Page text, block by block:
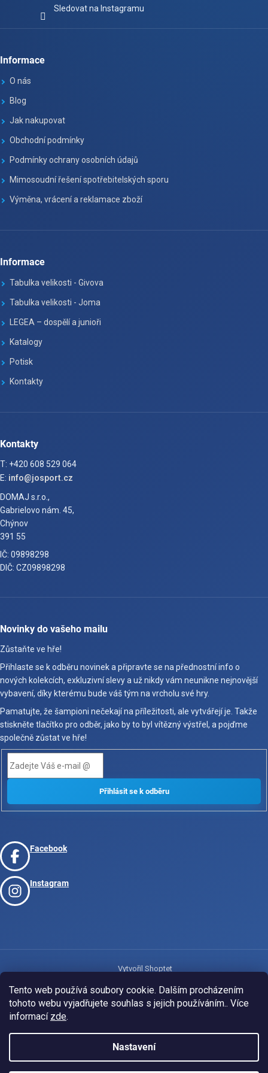
Tento web používá soubory cookie. Dalším procházením
tohoto webu vyjadřujete souhlas s jejich používáním.. Více
informací zde.
Nastavení
Sledovat na Instagramu
Informace
O nás
Blog
Jak nakupovat
Obchodní podmínky
Podmínky ochrany osobních údajů
Mimosoudní řešení spotřebitelských sporu
Výměna, vrácení a reklamace zboží
Informace
Tabulka velikosti - Givova
Tabulka velikosti - Joma
LEGEA – dospělí a junioři
Katalogy
Potisk
Kontakty
Kontakty
T: +420 608 529 064
E: info@josport.cz
DOMAJ s.r.o.,
Gabrielovo nám. 45,
Chýnov
391 55
IČ: 09898298
DIČ: CZ09898298
Novinky do vašeho mailu
Zůstaňte ve hře!
Přihlaste se k odběru novinek a připravte se na přednostní info o
nových kolekcích, exkluzivní slevy a už nikdy vám neunikne nejnovější
vybavení, díky kterému bude váš tým na vrcholu své hry.
Pamatujte, že šampioni nečekají na příležitosti, ale vytvářejí je. Takže
stiskněte tlačítko pro odběr, jako by to byl vítězný výstřel, a pojďme
společně zůstat ve hře!
Facebook
Instagram
Vytvořil Shoptet
Copyright 2026www.josport.cz. Všechna práva vyhrazena.